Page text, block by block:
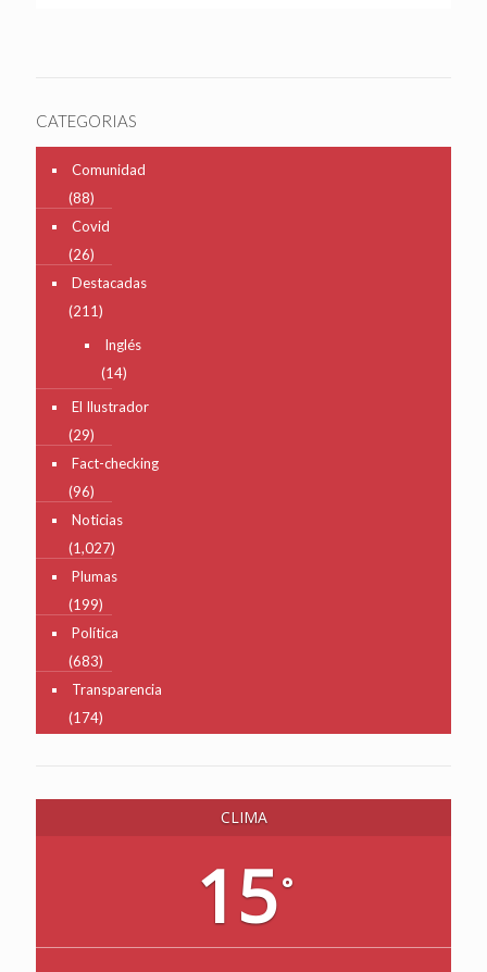
CATEGORIAS
Comunidad
(88)
Covid
(26)
Destacadas
(211)
Inglés
(14)
El Ilustrador
(29)
Fact-checking
(96)
Noticias
(1,027)
Plumas
(199)
Política
(683)
Transparencia
(174)
CLIMA
15°